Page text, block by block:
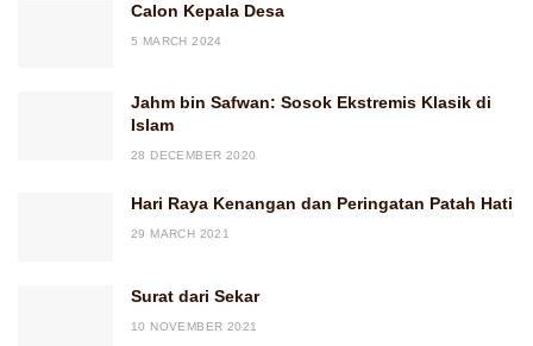
Calon Kepala Desa
5 MARCH 2024
Jahm bin Safwan: Sosok Ekstremis Klasik di
Islam
28 DECEMBER 2020
Hari Raya Kenangan dan Peringatan Patah Hati
29 MARCH 2021
Surat dari Sekar
10 NOVEMBER 2021